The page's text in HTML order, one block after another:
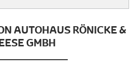
AUTOHAUS RÖNICKE &
GMBH